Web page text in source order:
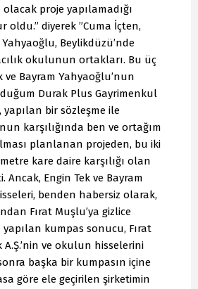
proje yapılamadığı
oldu.” diyerek ”Cuma İçten,
Yahyaoğlu, Beylikdüzü’nde
okulunun ortakları. Bu üç
ve Bayram Yahyaoğlu’nun
Durak Plus Gayrimenkul
yapılan bir sözleşme ile
karşılığında ben ve ortağım
planlanan projeden, bu iki
kare daire karşılığı olan
Ancak, Engin Tek ve Bayram
benden habersiz olarak,
Fırat Muşlu’ya gizlice
kumpas sonucu, Fırat
ve okulun hisselerini
başka bir kumpasın içine
göre ele geçirilen şirketimin